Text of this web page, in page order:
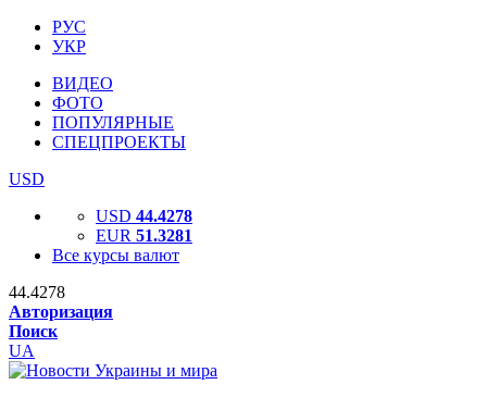
РУС
УКР
ВИДЕО
ФОТО
ПОПУЛЯРНЫЕ
СПЕЦПРОЕКТЫ
USD
USD 44.4278
EUR 51.3281
Все курсы валют
44.4278
Авторизация
Поиск
UA